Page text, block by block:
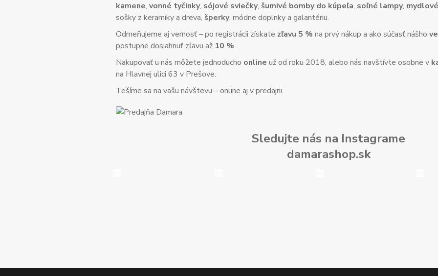
kamene, vonné tyčinky, sójové sviečky, šumivé bomby do kúpeľa, soľné lampy,
sošky z keramiky a dreva, šperky, módne doplnky a galantériu.
Odmeňujeme aj vernosť – po registrácii získate zľavu 5 % na prvý nákup a ako súčasť nášho
postupne dosiahnuť zľavu až 10 %.
Nakupovať u nás môžete jednoducho online už od roku 2018, alebo nás navštívte osobne v
na Hlavnej ulici 63 v Prešove.
Tešíme sa na vašu návštevu – online aj v predajni.
Sledujte nás na Instagrame
damarashop.sk